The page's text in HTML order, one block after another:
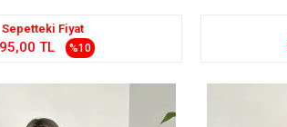
Sepetteki Fiyat
TL %10